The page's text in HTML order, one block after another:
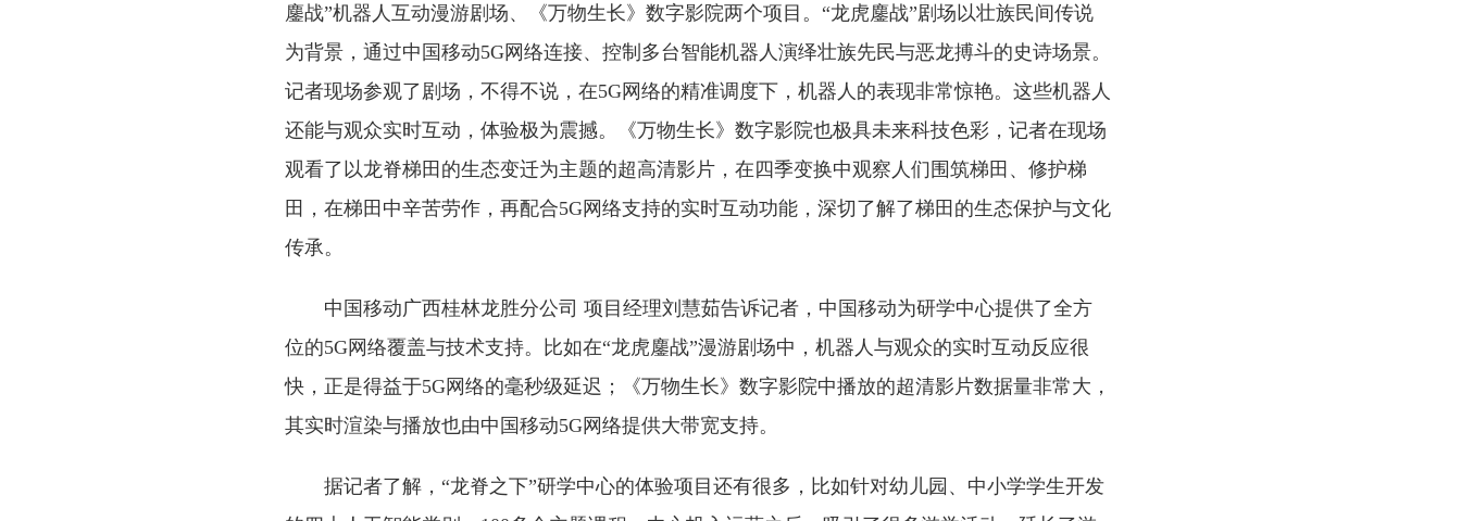
鏖战”机器人互动漫游剧场、《万物生长》数字影院两个项目。“龙虎鏖战”剧场以壮族民间传说
为背景，通过中国移动5G网络连接、控制多台智能机器人演绎壮族先民与恶龙搏斗的史诗场景。
记者现场参观了剧场，不得不说，在5G网络的精准调度下，机器人的表现非常惊艳。这些机器人
还能与观众实时互动，体验极为震撼。《万物生长》数字影院也极具未来科技色彩，记者在现场
观看了以龙脊梯田的生态变迁为主题的超高清影片，在四季变换中观察人们围筑梯田、修护梯
田，在梯田中辛苦劳作，再配合5G网络支持的实时互动功能，深切了解了梯田的生态保护与文化
传承。
中国移动广西桂林龙胜分公司 项目经理刘慧茹告诉记者，中国移动为研学中心提供了全方
位的5G网络覆盖与技术支持。比如在“龙虎鏖战”漫游剧场中，机器人与观众的实时互动反应很
快，正是得益于5G网络的毫秒级延迟；《万物生长》数字影院中播放的超清影片数据量非常大，
其实时渲染与播放也由中国移动5G网络提供大带宽支持。
据记者了解，“龙脊之下”研学中心的体验项目还有很多，比如针对幼儿园、中小学学生开发